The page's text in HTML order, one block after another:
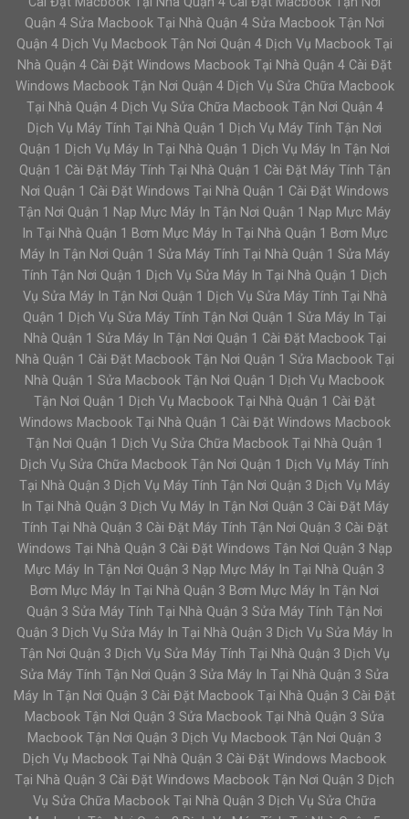
Quận 4 Sửa Macbook Tại Nhà Quận 4 Sửa Macbook Tận Nơi
Quận 4 Dịch Vụ Macbook Tận Nơi Quận 4 Dịch Vụ Macbook Tại
Nhà Quận 4 Cài Đặt Windows Macbook Tại Nhà Quận 4 Cài Đặt
Windows Macbook Tận Nơi Quận 4 Dịch Vụ Sửa Chữa Macbook
Tại Nhà Quận 4 Dịch Vụ Sửa Chữa Macbook Tận Nơi Quận 4
Dịch Vụ Máy Tính Tại Nhà Quận 1 Dịch Vụ Máy Tính Tận Nơi
Quận 1 Dịch Vụ Máy In Tại Nhà Quận 1 Dịch Vụ Máy In Tận Nơi
Quận 1 Cài Đặt Máy Tính Tại Nhà Quận 1 Cài Đặt Máy Tính Tận
Nơi Quận 1 Cài Đặt Windows Tại Nhà Quận 1 Cài Đặt Windows
Tận Nơi Quận 1 Nạp Mực Máy In Tận Nơi Quận 1 Nạp Mực Máy
In Tại Nhà Quận 1 Bơm Mực Máy In Tại Nhà Quận 1 Bơm Mực
Máy In Tận Nơi Quận 1 Sửa Máy Tính Tại Nhà Quận 1 Sửa Máy
Tính Tận Nơi Quận 1 Dịch Vụ Sửa Máy In Tại Nhà Quận 1 Dịch
Vụ Sửa Máy In Tận Nơi Quận 1 Dịch Vụ Sửa Máy Tính Tại Nhà
Quận 1 Dịch Vụ Sửa Máy Tính Tận Nơi Quận 1 Sửa Máy In Tại
Nhà Quận 1 Sửa Máy In Tận Nơi Quận 1 Cài Đặt Macbook Tại
Nhà Quận 1 Cài Đặt Macbook Tận Nơi Quận 1 Sửa Macbook Tại
Nhà Quận 1 Sửa Macbook Tận Nơi Quận 1 Dịch Vụ Macbook
Tận Nơi Quận 1 Dịch Vụ Macbook Tại Nhà Quận 1 Cài Đặt
Windows Macbook Tại Nhà Quận 1 Cài Đặt Windows Macbook
Tận Nơi Quận 1 Dịch Vụ Sửa Chữa Macbook Tại Nhà Quận 1
Dịch Vụ Sửa Chữa Macbook Tận Nơi Quận 1 Dịch Vụ Máy Tính
Tại Nhà Quận 3 Dịch Vụ Máy Tính Tận Nơi Quận 3 Dịch Vụ Máy
In Tại Nhà Quận 3 Dịch Vụ Máy In Tận Nơi Quận 3 Cài Đặt Máy
Tính Tại Nhà Quận 3 Cài Đặt Máy Tính Tận Nơi Quận 3 Cài Đặt
Windows Tại Nhà Quận 3 Cài Đặt Windows Tận Nơi Quận 3 Nạp
Mực Máy In Tận Nơi Quận 3 Nạp Mực Máy In Tại Nhà Quận 3
Bơm Mực Máy In Tại Nhà Quận 3 Bơm Mực Máy In Tận Nơi
Quận 3 Sửa Máy Tính Tại Nhà Quận 3 Sửa Máy Tính Tận Nơi
Quận 3 Dịch Vụ Sửa Máy In Tại Nhà Quận 3 Dịch Vụ Sửa Máy In
Tận Nơi Quận 3 Dịch Vụ Sửa Máy Tính Tại Nhà Quận 3 Dịch Vụ
Sửa Máy Tính Tận Nơi Quận 3 Sửa Máy In Tại Nhà Quận 3 Sửa
Máy In Tận Nơi Quận 3 Cài Đặt Macbook Tại Nhà Quận 3 Cài Đặt
Macbook Tận Nơi Quận 3 Sửa Macbook Tại Nhà Quận 3 Sửa
Macbook Tận Nơi Quận 3 Dịch Vụ Macbook Tận Nơi Quận 3
Dịch Vụ Macbook Tại Nhà Quận 3 Cài Đặt Windows Macbook
Tại Nhà Quận 3 Cài Đặt Windows Macbook Tận Nơi Quận 3 Dịch
Vụ Sửa Chữa Macbook Tại Nhà Quận 3 Dịch Vụ Sửa Chữa